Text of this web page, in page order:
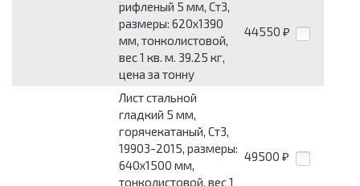
рифленый 5 мм, Ст3,
размеры: 620x1390
мм, тонколистовой,
вес 1 кв. м. 39.25 кг,
цена за тонну
44550 ₽
Лист стальной
гладкий 5 мм,
горячекатаный, Ст3,
19903-2015, размеры:
640x1500 мм,
тонколистовой, вес 1
49500 ₽